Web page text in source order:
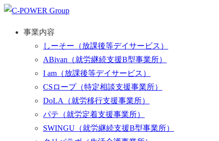
事業内容
しーそー （放課後等デイサービス）
ABivan （就労継続支援B型事業所）
I am （放課後等デイサービス）
CSロープ（特定相談支援事業所）
DoLA
（就労移行支援事業所）
パテ （就労定着支援事業所）
SWINGU （就労継続支援B型事業所）